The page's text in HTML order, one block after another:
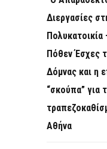
Διεργασίες
Πολυκατοικία
Πόθεν Έσχες
Δόμνας και η
“σκούπα” για
Αθήνα